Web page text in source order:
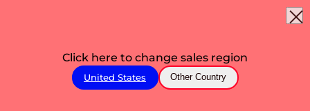
Click here to change sales region
United States Other Country